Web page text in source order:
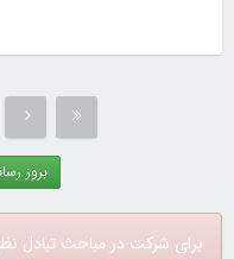
برای شرکت در مباحث تبادل